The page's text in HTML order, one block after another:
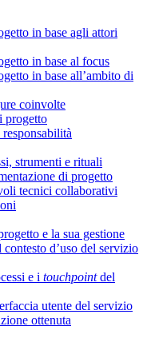
in base agli attori
in base al focus
in base all’ambito di
coinvolte
progetto
strumenti e rituali
di progetto
tecnici collaborativi
e la sua gestione
d’uso del servizio
e i touchpointdel
utente del servizio
ottenuta